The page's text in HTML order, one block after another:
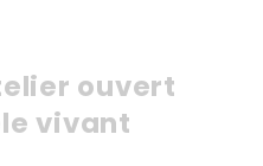
ouvert
vivant